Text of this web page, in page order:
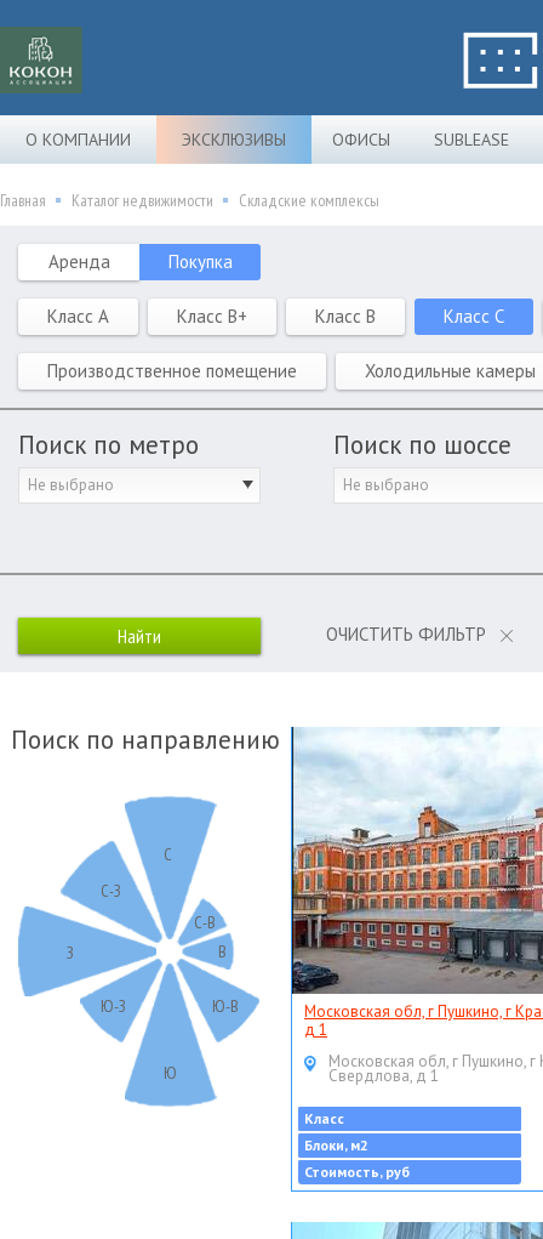
О КОМПАНИИ ЭКСКЛЮЗИВЫ ОФИСЫ SUBLEASE
Главная Каталог недвижимости Складские комплексы
Аренда Покупка
Класс A Класс B+ Класс B Класс C
Производственное помещение Холодильные камеры
Поиск по метро
Не выбрано
Поиск по шоссе
Не выбрано
ОЧИСТИТЬ ФИЛЬТР
Поиск по направлению
С
С-В
В
Ю-В
Ю
Ю-З
З
С-З
Московская обл, г Пушкино, г
д 1
Московская обл, г Пушкино, г
Свердлова, д 1
Класс
Блоки, м2
Стоимость, руб